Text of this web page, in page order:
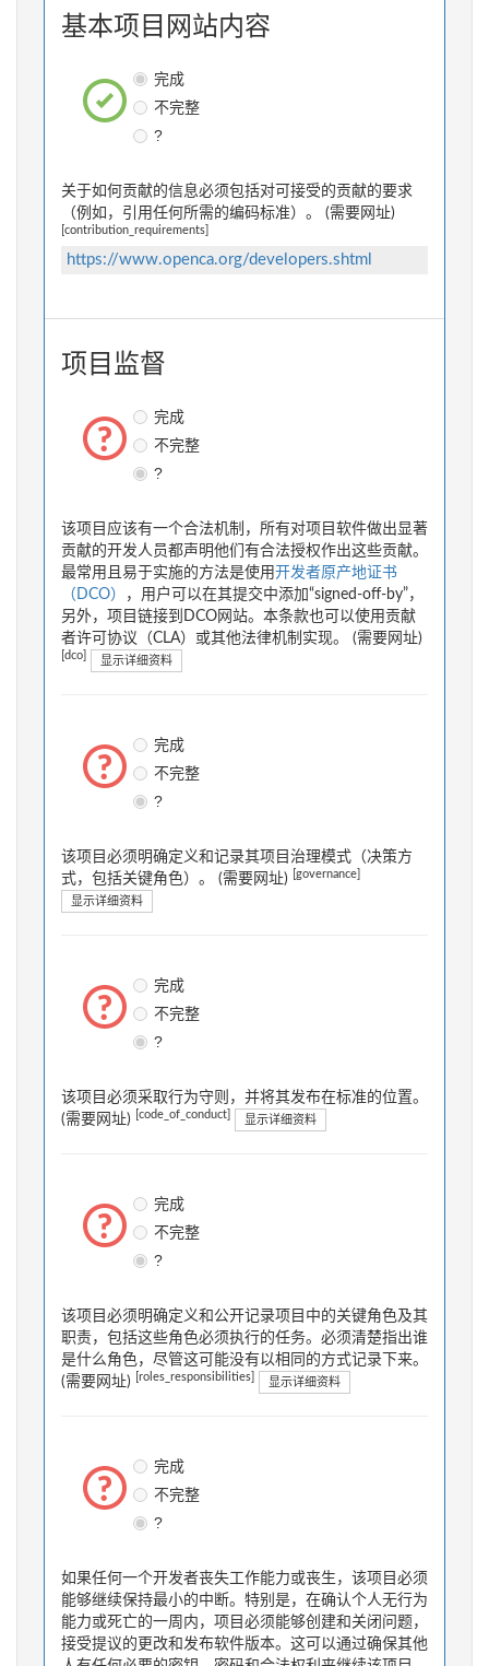
基本项目网站内容
完成
不完整
?
关于如何贡献的信息必须包括对可接受的贡献的要求
（例如，引用任何所需的编码标准）。 (需要网址)
[contribution_requirements]
https://www.openca.org/developers.shtml
项目监督
完成
不完整
?
该项目应该有一个合法机制，所有对项目软件做出显著
贡献的开发人员都声明他们有合法授权作出这些贡献。
最常用且易于实施的方法是使用开发者原产地证书
（DCO）
，用户可以在其提交中添加“signed-off-by”，
另外，项目链接到DCO网站。本条款也可以使用贡献
者许可协议（CLA）或其他法律机制实现。 (需要网址)
[dco] 显示详细资料
完成
不完整
?
该项目必须明确定义和记录其项目治理模式（决策方
式，包括关键角色）。 (需要网址)
[governance]
显示详细资料
完成
不完整
?
该项目必须采取行为守则，并将其发布在标准的位置。
(需要网址)
[code_of_conduct] 显示详细资料
完成
不完整
?
该项目必须明确定义和公开记录项目中的关键角色及其
职责，包括这些角色必须执行的任务。必须清楚指出谁
是什么角色，尽管这可能没有以相同的方式记录下来。
(需要网址)
[roles_responsibilities] 显示详细资料
完成
不完整
?
如果任何一个开发者丧失工作能力或丧生，该项目必须
能够继续保持最小的中断。特别是，在确认个人无行为
能力或死亡的一周内，项目必须能够创建和关闭问题，
接受提议的更改和发布软件版本。这可以通过确保其他